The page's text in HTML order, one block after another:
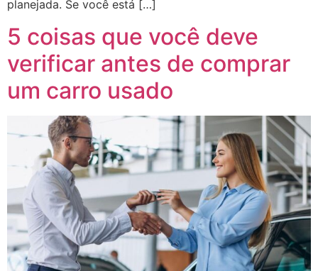
planejada. Se você está […]
5 coisas que você deve
verificar antes de comprar
um carro usado